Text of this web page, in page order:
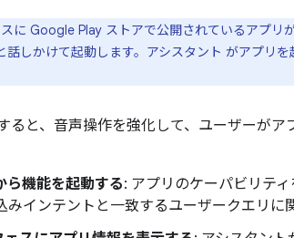
に Google Play ストアで公開されているアプリ
話しかけて起動します。アシスタント がアプリ
ると、音声操作を強化して、ユーザーが
ら機能を起動する: アプリのケーパビリテ
みインテントと一致するユーザークエリに